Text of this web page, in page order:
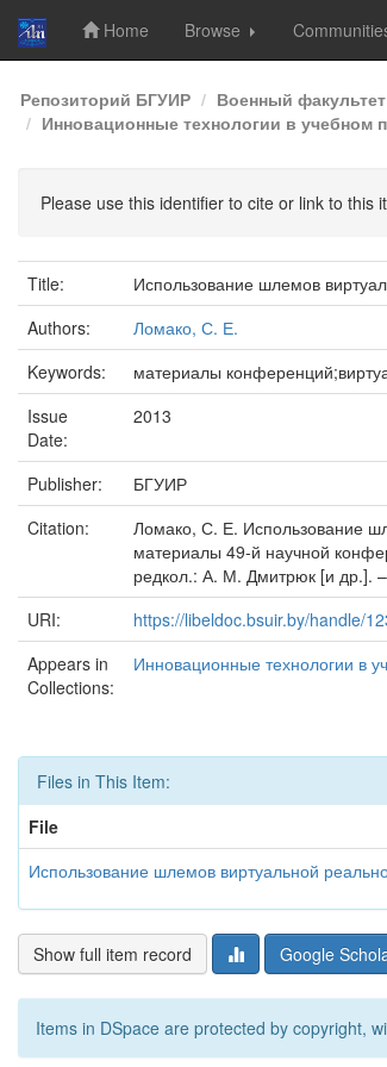
Skip
navigation
Home Browse
Репозиторий БГУИР Военный факультет
Инновационные технологии в учебном
Please use this identifier to cite or link to this
Title:
Использование шлемов
Authors:
Ломако, С. Е.
Keywords:
материалы
Issue
Date:
2013
Publisher:
БГУИР
Citation:
Ломако, С. Е. Использование
материалы 49-й научной
редкол.: А. М. Дмитрюк [и др.].
URI:
https://libeldoc.bsuir.by/handle/
Appears in
Collections:
Инновационные технологии в
Files in This Item:
File
Использование шлемов виртуальной
Show full item record Google
Items in DSpace are protected by copyright,